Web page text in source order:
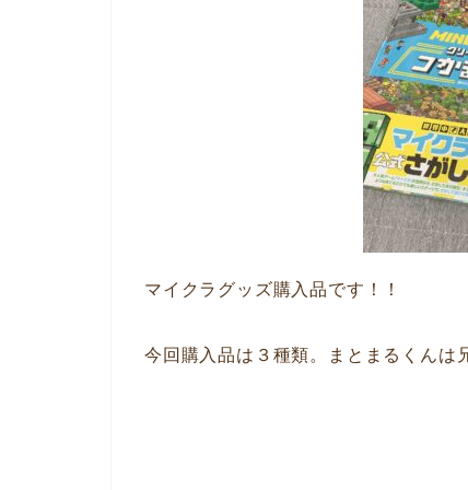
マイクラグッズ購入品です！！
今回購入品は３種類。まとまるくんは